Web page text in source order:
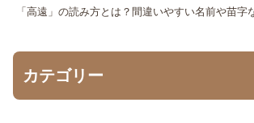
「高遠」の読み方とは？間違いやすい名前や苗字
カテゴリー